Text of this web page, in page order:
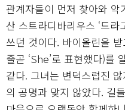
관계자들이 먼저 찾아와 악
산 스트라디바리우스 ‘드라
쓰던 것이다. 바이올린을 받
줄곧 ‘She’로 표현했다)를
같다. 그녀는 변덕스럽진
의 공명과 맞지 않았다. 길